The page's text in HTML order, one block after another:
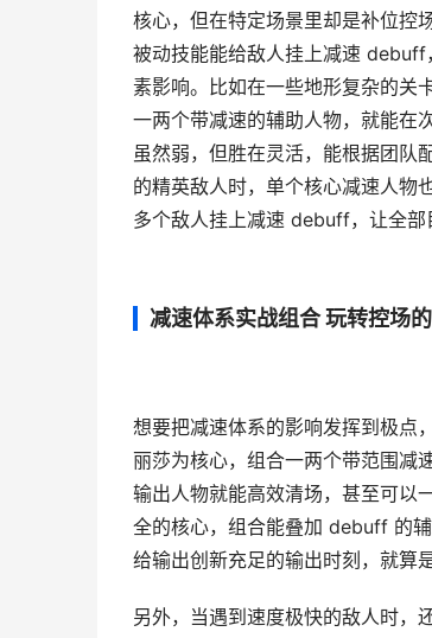
核心，但在特定场景里却是补位控
被动技能能给敌人挂上减速 debuff
素影响。比如在一些地形复杂的关
一两个带减速的辅助人物，就能在
虽然弱，但胜在灵活，能根据团队
的精英敌人时，单个核心减速人物
多个敌人挂上减速 debuff，让全部
减速体系实战组合 玩转控场
想要把减速体系的影响发挥到极点
丽莎为核心，组合一两个带范围减
输出人物就能高效清场，甚至可以
全的核心，组合能叠加 debuff 的
给输出创新充足的输出时刻，就算
另外，当遇到速度极快的敌人时，